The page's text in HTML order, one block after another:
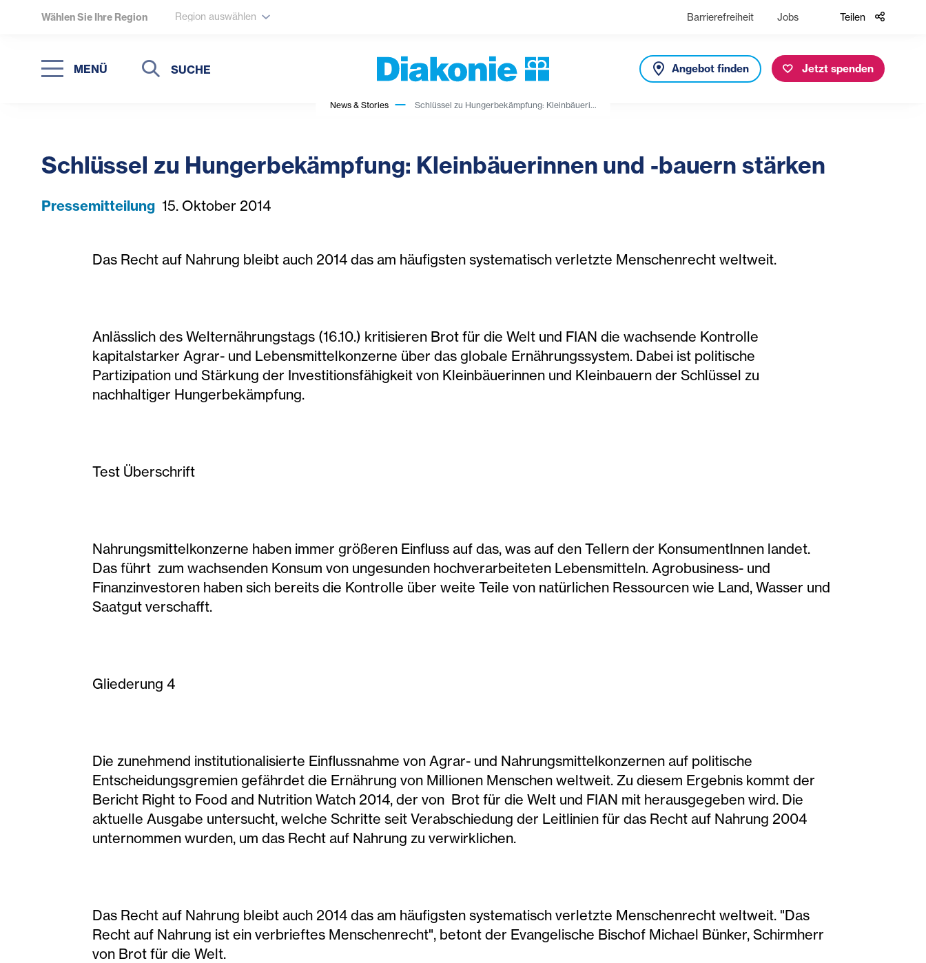
Wählen Sie Ihre Region Region auswählen Barrierefreiheit Jobs Teilen
MENÜ
Suche
Suche
Angebot finden Jetzt spenden
News & Stories Schlüssel zu Hungerbekämpfung: Kleinbäueri...
Schlüssel zu Hungerbekämpfung: Kleinbäuerinnen und -bauern stärken
Pressemitteilung 15. Oktober 2014
Das Recht auf Nahrung bleibt auch 2014 das am häufigsten systematisch verletzte Menschenrecht weltweit.
Anlässlich des Welternährungstags (16.10.) kritisieren Brot für die Welt und FIAN die wachsende Kontrolle
kapitalstarker Agrar- und Lebensmittelkonzerne über das globale Ernährungssystem. Dabei ist politische
Partizipation und Stärkung der Investitionsfähigkeit von Kleinbäuerinnen und Kleinbauern der Schlüssel zu
nachhaltiger Hungerbekämpfung.
Test Überschrift
Nahrungsmittelkonzerne haben immer größeren Einfluss auf das, was auf den Tellern der KonsumentInnen landet.
Das führt zum wachsenden Konsum von ungesunden hochverarbeiteten Lebensmitteln. Agrobusiness- und
Finanzinvestoren haben sich bereits die Kontrolle über weite Teile von natürlichen Ressourcen wie Land, Wasser und
Saatgut verschafft.
Gliederung 4
Die zunehmend institutionalisierte Einflussnahme von Agrar- und Nahrungsmittelkonzernen auf politische
Entscheidungsgremien gefährdet die Ernährung von Millionen Menschen weltweit. Zu diesem Ergebnis kommt der
Bericht Right to Food and Nutrition Watch 2014, der von Brot für die Welt und FIAN mit herausgegeben wird. Die
aktuelle Ausgabe untersucht, welche Schritte seit Verabschiedung der Leitlinien für das Recht auf Nahrung 2004
unternommen wurden, um das Recht auf Nahrung zu verwirklichen.
Das Recht auf Nahrung bleibt auch 2014 das am häufigsten systematisch verletzte Menschenrecht weltweit. "Das
Recht auf Nahrung ist ein verbrieftes Menschenrecht", betont der Evangelische Bischof Michael Bünker, Schirmherr
von Brot für die Welt.